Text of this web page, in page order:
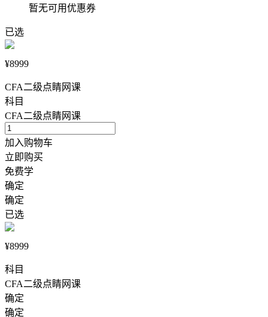
暂无可用优惠券
已选
¥8999
CFA二级点睛网课
科目
CFA二级点睛网课
加入购物车
立即购买
免费学
确定
确定
已选
¥8999
科目
CFA二级点睛网课
确定
确定